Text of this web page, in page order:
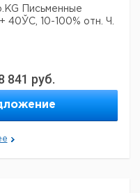
Письменные
40ЎC, 10-100% отн. Ч.
841 руб.